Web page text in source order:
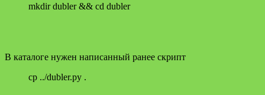
mkdir dubler && cd dubler
В каталоге нужен написанный ранее скрипт
cp ../dubler.py .